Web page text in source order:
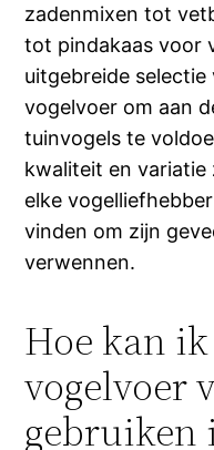
zadenmixen tot
tot pindakaas voor
uitgebreide
vogelvoer om aan
tuinvogels te
kwaliteit en
elke
vinden om zijn
verwennen.
Hoe kan
vogelvoer